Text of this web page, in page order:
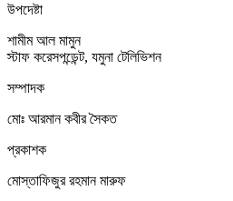
উপদেষ্টা
শামীম আল মামুন
স্টাফ করেসপন্ডেন্ট, যমুনা টেলিভিশন
সম্পাদক
মোঃ আরমান কবীর সৈকত
প্রকাশক
মোস্তাফিজুর রহমান মারুফ